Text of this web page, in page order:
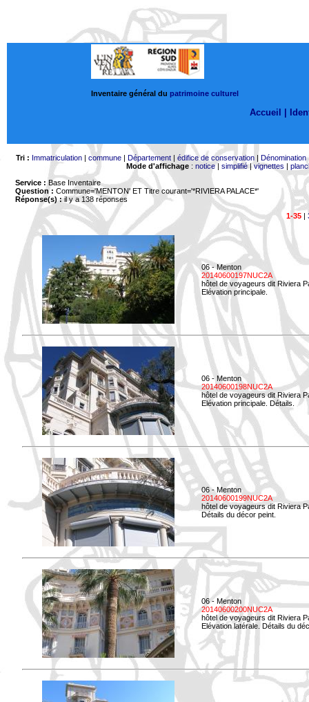
Inventaire général du patrimoine culturel
Accueil |
Tri : Immatriculation| commune| Département| édifice de conservation| Dénomination
Mode d'affichage: notice| simplifié|vignettes |
Service : Base Inventaire
Question : Commune='MENTON' ET Titre courant='*RIVIERA PALACE*'
Réponse(s) :il y a 138 réponses
1-35|
06 - Menton
20140600197NUC2A
hôtel de voyageurs dit Riviera
Elévation principale.
06 - Menton
20140600198NUC2A
hôtel de voyageurs dit Riviera
Elévation principale. Détails.
06 - Menton
20140600199NUC2A
hôtel de voyageurs dit Riviera
Détails du décor peint.
06 - Menton
20140600200NUC2A
hôtel de voyageurs dit Riviera
Elévation latérale. Détails du